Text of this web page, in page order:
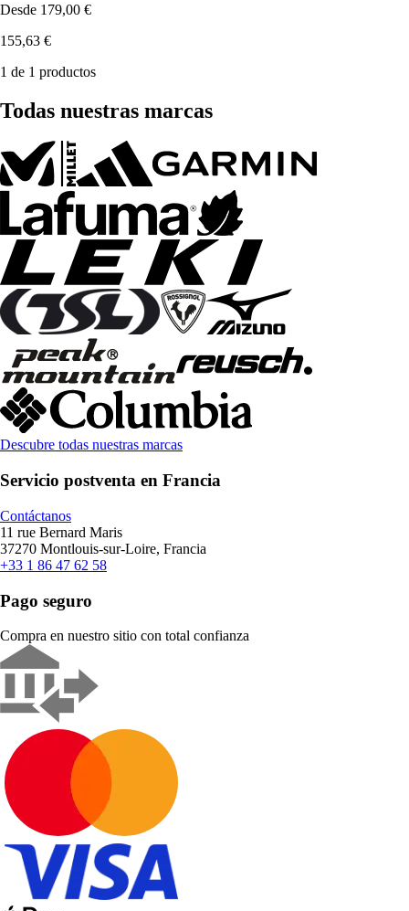
Desde 179,00 €
155,63 €
1 de 1 productos
Todas nuestras marcas
Descubre todas nuestras marcas
Servicio postventa en Francia
Contáctanos
11 rue Bernard Maris
37270 Montlouis-sur-Loire, Francia
+33 1 86 47 62 58
Pago seguro
Compra en nuestro sitio con total confianza